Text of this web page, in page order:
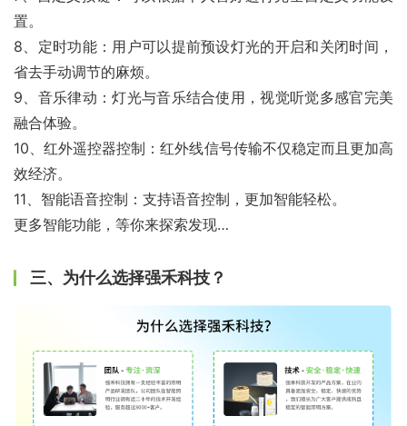
置。
8、定时功能：用户可以提前预设灯光的开启和关闭时间，
省去手动调节的麻烦。
9、音乐律动：灯光与音乐结合使用，视觉听觉多感官完美
融合体验。
10、红外遥控器控制：红外线信号传输不仅稳定而且更加高
效经济。
11、智能语音控制：支持语音控制，更加智能轻松。
更多智能功能，等你来探索发现…
三、为什么选择强禾科技？